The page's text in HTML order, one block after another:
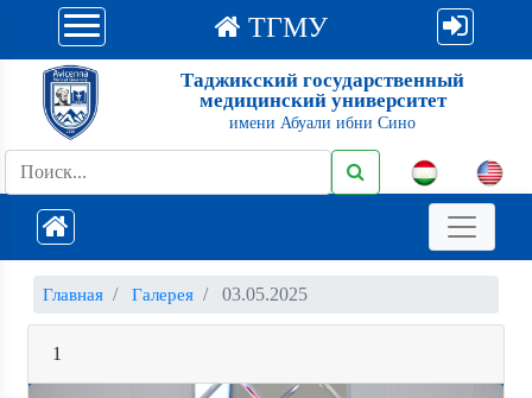
ТГМУ
Таджикский государственный
медицинский университет
имени Абуали ибни Сино
Главная Галерея 03.05.2025
1